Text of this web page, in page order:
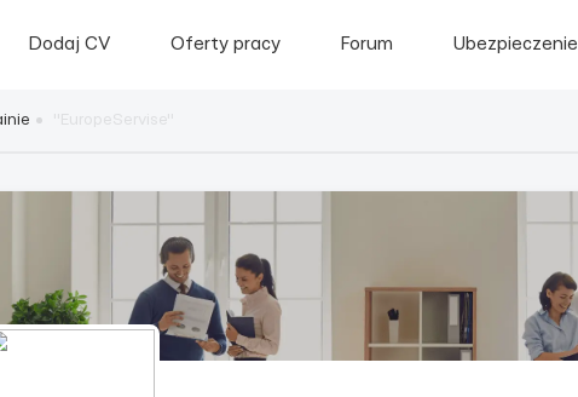
Dodaj CV Oferty pracy Forum Ubezpieczenie